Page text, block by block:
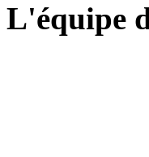
L'équipe